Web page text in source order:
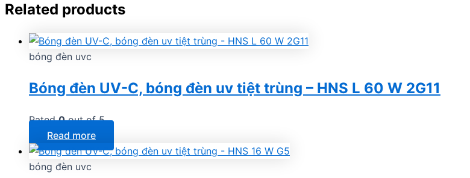
Related products
bóng đèn uvc
Bóng đèn UV-C, bóng đèn uv tiệt trùng – HNS L 60 W 2G11
Rated0out of 5
Read more
bóng đèn uvc